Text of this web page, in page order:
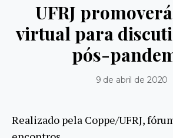
UFRJ
virtual para
pós-
9 de abril de 2020
Realizado pela Coppe/UFRJ,